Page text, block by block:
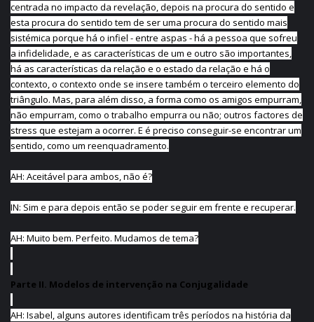
centrada no impacto da revelação, depois na procura do sentido e
esta procura do sentido tem de ser uma procura do sentido mais
sistémica porque há o infiel - entre aspas - há a pessoa que sofreu
a infidelidade, e as características de um e outro são importantes,
há as características da relação e o estado da relação e há o
contexto, o contexto onde se insere também o terceiro elemento do
triângulo. Mas, para além disso, a forma como os amigos empurram,
não empurram, como o trabalho empurra ou não; outros factores de
stress que estejam a ocorrer. E é preciso conseguir-se encontrar um
sentido, como um reenquadramento.
AH: Aceitável para ambos, não é?
IN: Sim e para depois então se poder seguir em frente e recuperar.
AH: Muito bem. Perfeito. Mudamos de tema?
Parte II. Modelos de intervenção na Conjugalidade
AH: Isabel, alguns autores identificam três períodos na história da